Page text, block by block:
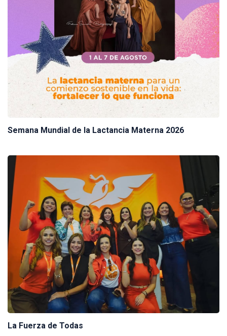
Semana Mundial de la Lactancia Materna 2026
La Fuerza de Todas